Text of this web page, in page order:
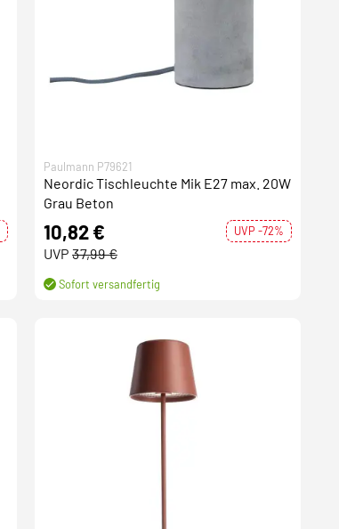
Paulmann P79621
Neordic Tischleuchte Mik E27 max. 20W
Grau Beton
10,82 € UVP -72%
UVP 37,99 €
Sofort versandfertig